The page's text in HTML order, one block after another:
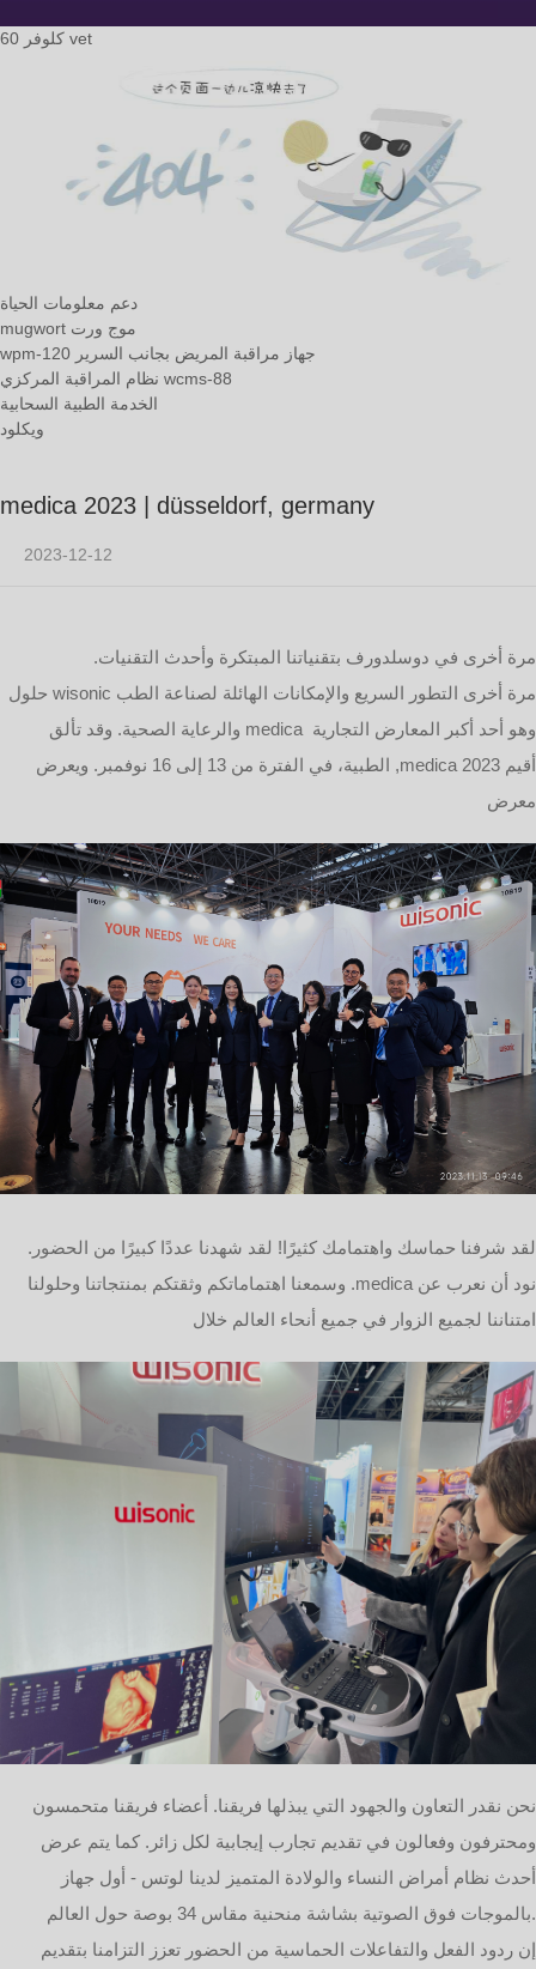
كلوفر 60 vet
دعم معلومات الحياة
mugwort موج ورت
wpm-120 جهاز مراقبة المريض بجانب السرير
نظام المراقبة المركزي wcms-88
الخدمة الطبية السحابية
ويكلود
medica 2023 | düsseldorf, germany
2023-12-12
مرة أخرى في دوسلدورف بتقنياتنا المبتكرة وأحدث التقنيات.
حلول wisonic مرة أخرى التطور السريع والإمكانات الهائلة لصناعة الطب
والرعاية الصحية. وقد تألق medica وهو أحد أكبر المعارض التجارية
الطبية، في الفترة من 13 إلى 16 نوفمبر. ويعرض ,medica 2023 أقيم
معرض
.لقد شرفنا حماسك واهتمامك كثيرًا! لقد شهدنا عددًا كبيرًا من الحضور
وسمعنا اهتماماتكم وثقتكم بمنتجاتنا وحلولنا .medica نود أن نعرب عن
امتناننا لجميع الزوار في جميع أنحاء العالم خلال
نحن نقدر التعاون والجهود التي يبذلها فريقنا. أعضاء فريقنا متحمسون
ومحترفون وفعالون في تقديم تجارب إيجابية لكل زائر. كما يتم عرض
أحدث نظام أمراض النساء والولادة المتميز لدينا لوتس - أول جهاز
بالموجات فوق الصوتية بشاشة منحنية مقاس 34 بوصة حول العالم.